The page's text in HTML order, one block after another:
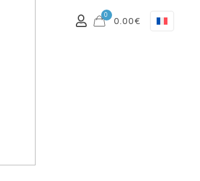
0
0.00€